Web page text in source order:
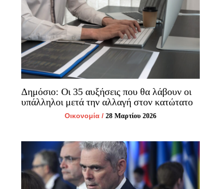
Δημόσιο: Οι 35 αυξήσεις που θα λάβουν οι
υπάλληλοι μετά την αλλαγή στον κατώτατο
Οικονομία / 28 Μαρτίου 2026